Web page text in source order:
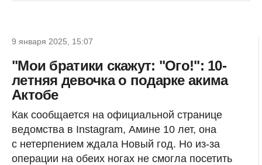
9 января 2025, 15:07
"Мои братики скажут: "Ого!": 10-
летняя девочка о подарке акима
Актобе
Как сообщается на официальной странице
ведомства в Instagram, Амине 10 лет, она
с нетерпением ждала Новый год. Но из-за
операции на обеих ногах не смогла посетить